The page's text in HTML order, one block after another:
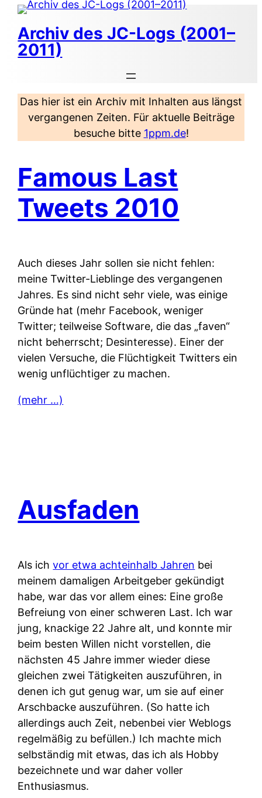
Zum
Inhalt
springen
Archiv des JC-Logs (2001–
2011)
Das hier ist ein Archiv mit Inhalten aus längst
vergangenen Zeiten. Für aktuelle Beiträge
besuche bitte 1ppm.de!
Famous Last
Tweets 2010
Auch dieses Jahr sollen sie nicht fehlen:
meine Twitter-Lieblinge des vergangenen
Jahres. Es sind nicht sehr viele, was einige
Gründe hat (mehr Facebook, weniger
Twitter; teilweise Software, die das „faven“
nicht beherrscht; Desinteresse). Einer der
vielen Versuche, die Flüchtigkeit Twitters ein
wenig unflüchtiger zu machen.
(mehr …)
Ausfaden
Als ichvor etwa achteinhalb Jahren bei
meinem damaligen Arbeitgeber gekündigt
habe, war das vor allem eines: Eine große
Befreiung von einer schweren Last. Ich war
jung, knackige 22 Jahre alt, und konnte mir
beim besten Willen nicht vorstellen, die
nächsten 45 Jahre immer wieder diese
gleichen zwei Tätigkeiten auszuführen, in
denen ich gut genug war, um sie auf einer
Arschbacke auszuführen. (So hatte ich
allerdings auch Zeit, nebenbei vier Weblogs
regelmäßig zu befüllen.) Ich machte mich
selbständig mit etwas, das ich als Hobby
bezeichnete und war daher voller
Enthusiasmus.